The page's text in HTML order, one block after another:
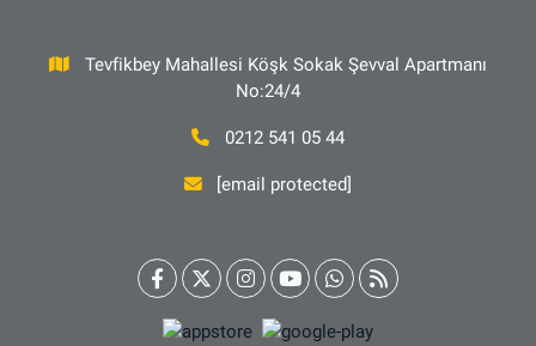
Tevfikbey Mahallesi Köşk Sokak Şevval Apartmanı
No:24/4
0212 541 05 44
[email protected]